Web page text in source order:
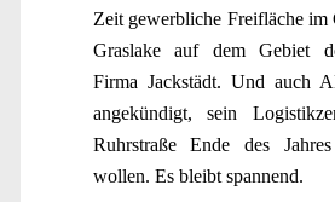
Zeit gewerbliche Freifläche im
Graslake auf dem Gebiet
Firma Jackstädt. Und auch
angekündigt, sein
Ruhrstraße Ende des
wollen. Es bleibt spannend.